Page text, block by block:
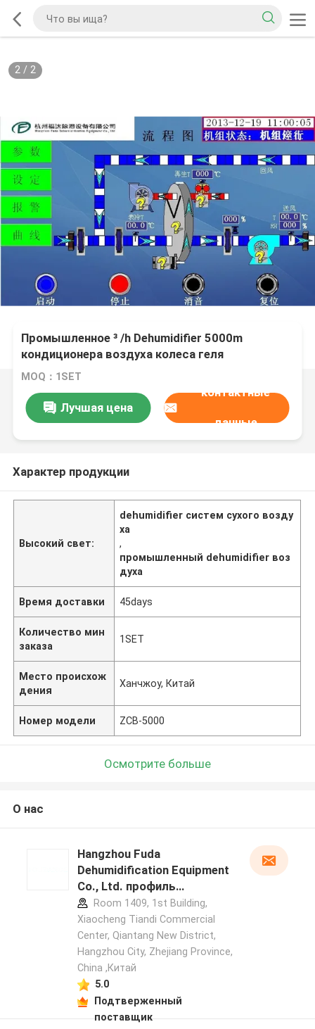
2/ 2
Промышленное ³ /h Dehumidifier 5000m
кондиционера воздуха колеса геля
кремнезема роторное
MOQ：1SET
Лучшая цена
контактные
данные
Характер продукции
Высокий свет:
dehumidifier систем сухого возду
ха
,
промышленный dehumidifier воз
духа
Время доставки 45days
Количество мин
заказа
1SET
Место происхож
дения
Ханчжоу, Китай
Номер модели ZCB-5000
Осмотрите больше
О нас
Hangzhou Fuda
Dehumidification Equipment
Co., Ltd. профиль
производителя
Room 1409, 1st Building,
Xiaocheng Tiandi Commercial
Center, Qiantang New District,
Hangzhou City, Zhejiang Province,
China ,Китай
5.0
Подтверженный
поставщик